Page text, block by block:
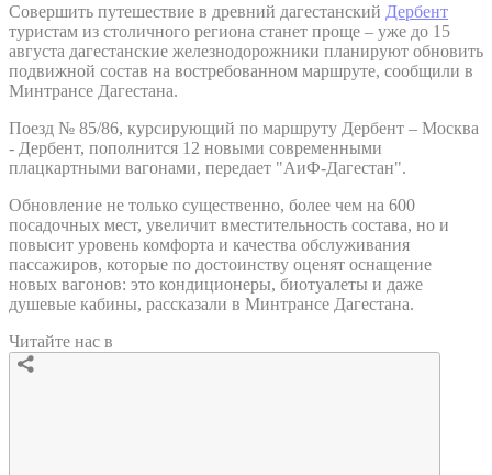
Совершить путешествие в древний дагестанский Дербент
туристам из столичного региона станет проще – уже до 15
августа дагестанские железнодорожники планируют обновить
подвижной состав на востребованном маршруте, сообщили в
Минтрансе Дагестана.
Поезд № 85/86, курсирующий по маршруту Дербент – Москва
- Дербент, пополнится 12 новыми современными
плацкартными вагонами, передает "АиФ-Дагестан".
Обновление не только существенно, более чем на 600
посадочных мест, увеличит вместительность состава, но и
повысит уровень комфорта и качества обслуживания
пассажиров, которые по достоинству оценят оснащение
новых вагонов: это кондиционеры, биотуалеты и даже
душевые кабины, рассказали в Минтрансе Дагестана.
Читайте нас в